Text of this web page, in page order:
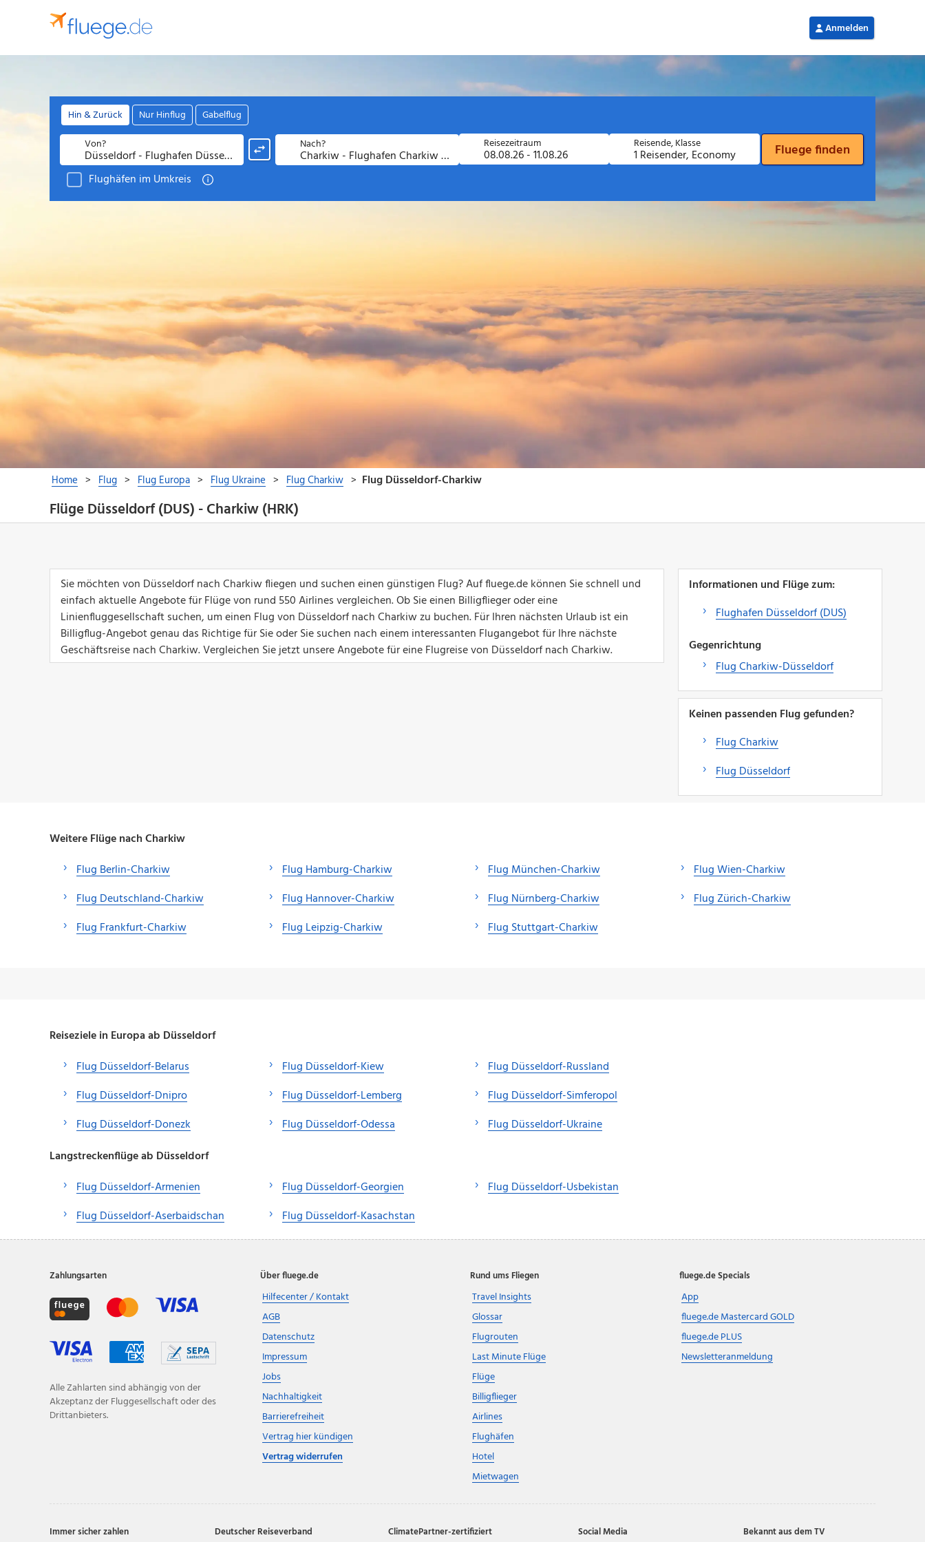
Flüge Düsseldorf (DUS) - Charkiw (HRK)
Sie möchten von Düsseldorf nach Charkiw fliegen und suchen einen günstigen Flug? Auf fluege.de können Sie schnell und
einfach aktuelle Angebote für Flüge von rund 550 Airlines vergleichen. Ob Sie einen Billigflieger oder eine
Linienfluggesellschaft suchen, um einen Flug von Düsseldorf nach Charkiw zu buchen. Für Ihren nächsten Urlaub ist ein
Billigflug-Angebot genau das Richtige für Sie oder Sie suchen nach einem interessanten Flugangebot für Ihre nächste
Geschäftsreise nach Charkiw. Vergleichen Sie jetzt unsere Angebote für eine Flugreise von Düsseldorf nach Charkiw.
Informationen und Flüge zum:
Flughafen Düsseldorf (DUS)
Gegenrichtung
Flug Charkiw-Düsseldorf
Keinen passenden Flug gefunden?
Flug Charkiw
Flug Düsseldorf
Weitere Flüge nach Charkiw
Flug Berlin-Charkiw
Flug Deutschland-Charkiw
Flug Frankfurt-Charkiw
Flug Hamburg-Charkiw
Flug Hannover-Charkiw
Flug Leipzig-Charkiw
Flug München-Charkiw
Flug Nürnberg-Charkiw
Flug Stuttgart-Charkiw
Flug Wien-Charkiw
Flug Zürich-Charkiw
Reiseziele in Europa ab Düsseldorf
Flug Düsseldorf-Belarus
Flug Düsseldorf-Dnipro
Flug Düsseldorf-Donezk
Flug Düsseldorf-Kiew
Flug Düsseldorf-Lemberg
Flug Düsseldorf-Odessa
Flug Düsseldorf-Russland
Flug Düsseldorf-Simferopol
Flug Düsseldorf-Ukraine
Langstreckenflüge ab Düsseldorf
Flug Düsseldorf-Armenien
Flug Düsseldorf-Aserbaidschan
Flug Düsseldorf-Georgien
Flug Düsseldorf-Kasachstan
Flug Düsseldorf-Usbekistan